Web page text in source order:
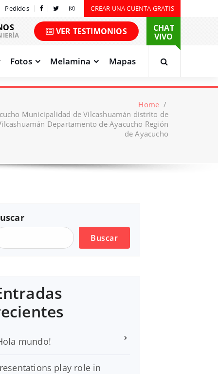
Pedidos CREAR UNA CUENTA GRATIS
VER TESTIMONIOS
CHAT
VIVO
Fotos Melamina Mapas
Home /
Municipalidad de Vilcashuamán distrito de
Departamento de Ayacucho Región
de Ayacucho
Buscar
mundo!
play role in